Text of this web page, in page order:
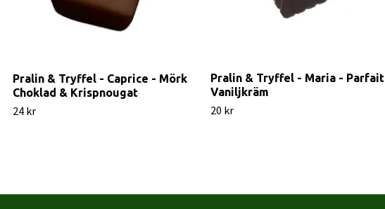
Pralin & Tryffel - Caprice - Mörk
Choklad & Krispnougat
24 kr
Pralin & Tryffel - Maria - Parfait
Vaniljkräm
20 kr